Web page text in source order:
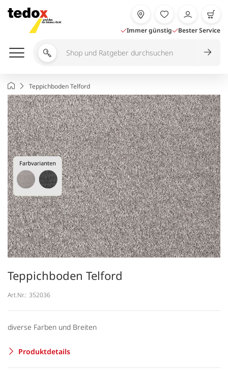
Inhalt
springen
Immer günstig Bester Service
Shop
durchsuchen
StartseiteTeppichboden Telford
Teppichboden Telford
Art.Nr.: 352036
diverse Farben und Breiten
Produktdetails